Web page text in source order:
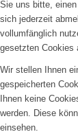
Sie uns bitte,
sich jederzeit
vollumfänglich
gesetzten Cookies
Wir stellen Ihnen
gespeicherten
Ihnen keine
werden. Diese
einsehen.